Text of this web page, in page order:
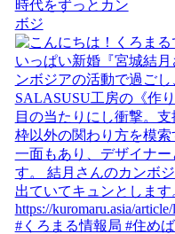
時代をずっとカン
ボジ